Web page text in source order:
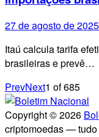
27 de agosto de 2025
Itaú calcula tarifa
brasileiras e prevê…
PrevNext1 of685
Copyright © 2026
criptomoedas — tudo